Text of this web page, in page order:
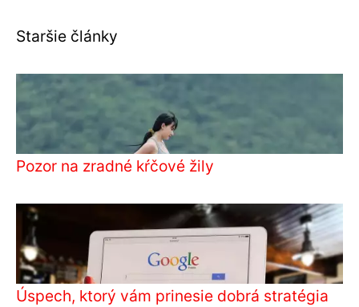
Staršie články
Pozor na zradné kŕčové žily
Úspech, ktorý vám prinesie dobrá stratégia